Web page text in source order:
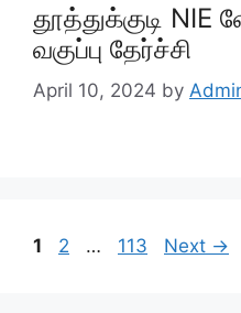
தூத்துக்குடி NIE
வகுப்பு தேர்ச்சி
April 10, 2024 by
Page
1 Page
2 … Page
113 Next →